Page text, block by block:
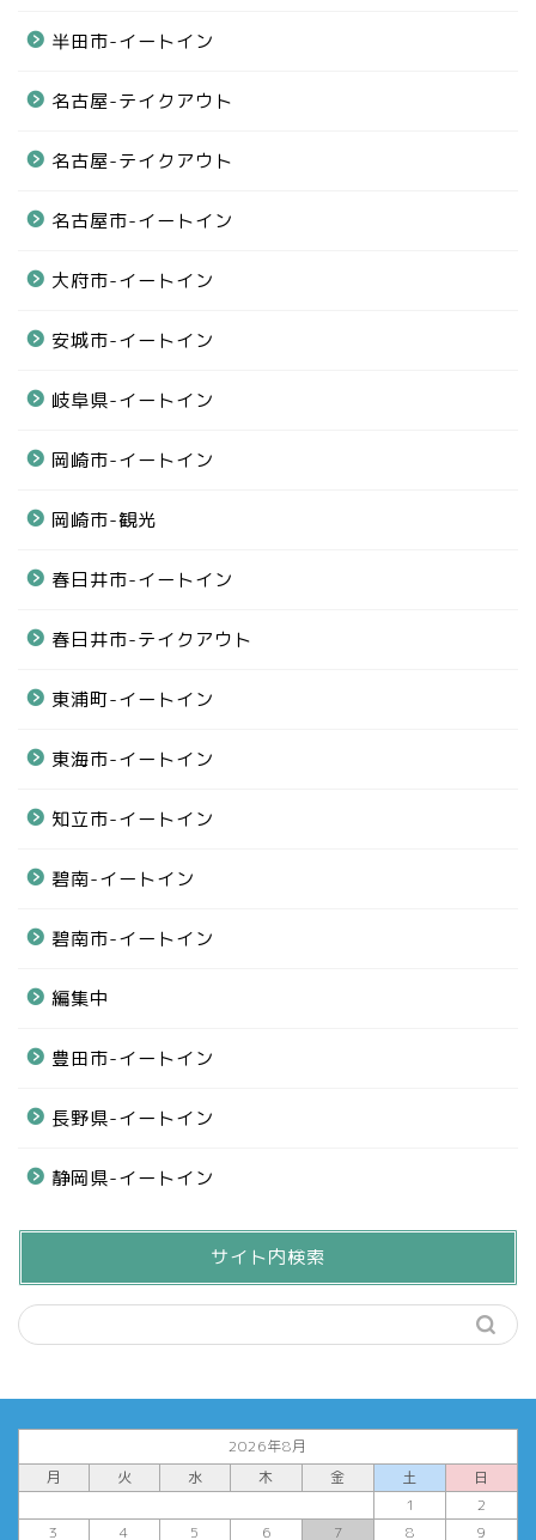
半田市-イートイン
名古屋-テイクアウト
名古屋-テイクアウト
名古屋市-イートイン
大府市-イートイン
安城市-イートイン
岐阜県-イートイン
岡崎市-イートイン
岡崎市-観光
春日井市-イートイン
春日井市-テイクアウト
東浦町-イートイン
東海市-イートイン
知立市-イートイン
碧南-イートイン
碧南市-イートイン
編集中
豊田市-イートイン
長野県-イートイン
静岡県-イートイン
サイト内検索
2026年8月
月
火 水 木 金 土
日
1
2
3
4 5 6 7 8 9